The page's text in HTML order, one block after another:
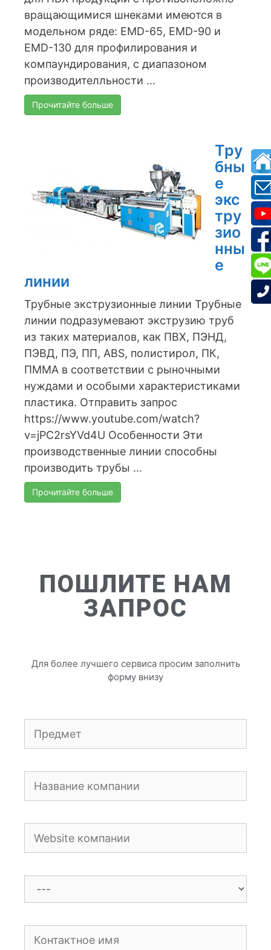
вращающимися шнеками имеются в
модельном ряде: EMD-65, EMD-90 и
EMD-130 для профилирования и
компаундирования, с диапазоном
производителльности ...
Прочитайте больше
Тру
бны
е
экс
тру
зио
нны
е
линии
Трубные экструзионные линии Трубные
линии подразумевают экструзию труб
из таких материалов, как ПВХ, ПЭНД,
ПЭВД, ПЭ, ПП, ABS, полистирол, ПК,
ПММА в соответствии с рыночными
нуждами и особыми характеристиками
пластика. Отправить запрос
https://www.youtube.com/watch?
v=jPC2rsYVd4U Особенности Эти
производственные линии способны
производить трубы ...
Прочитайте больше
ПОШЛИТЕ НАМ
ЗАПРОС
Для более лучшего сервиса просим заполнить
форму внизу